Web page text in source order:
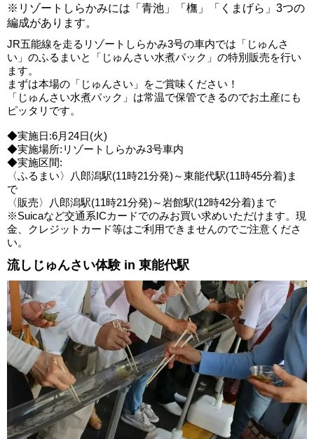
※リゾートしらかみには「青池」「橅」「くまげら」3つの
編成があります。
JR五能線を走るリゾートしらかみ3号の車内では「じゅんさ
い」のふるまいと「じゅんさい水煮パック」の特別販売を行い
ます。
まずは本場の「じゅんさい」をご賞味ください！
「じゅんさい水煮パック」は常温で保管できるのでお土産にも
ピッタリです。
◆実施日:6月24日(火)
◆実施場所:リゾートしらかみ3号車内
◆実施区間:
〈ふるまい〉八郎潟駅(11時21分発)～東能代駅(11時45分着)ま
で
〈販売〉八郎潟駅(11時21分発)～岩館駅(12時42分着)まで
※Suicaなど交通系ICカードでのみお買い求めいただけます。現
金、クレジットカード等はご利用できませんのでご注意くださ
い。
流しじゅんさい体験 in 東能代駅